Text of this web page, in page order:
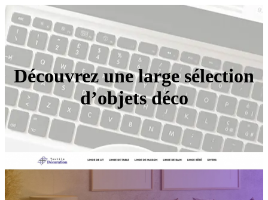
Découvrez une large sélection
d’objets déco